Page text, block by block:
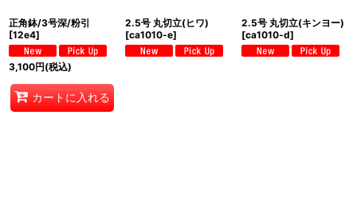
正角鉢/3号深/粉引
[12e4]
3,100円(税込)
カートに入れる
2.5号 丸切立(ヒワ)
[ca1010-e]
2.5号 丸切立(キンヨー)
[ca1010-d]